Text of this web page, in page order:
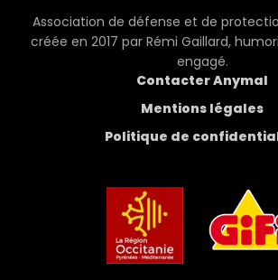
Association de défense et de
créée en 2017 par Rémi Gaillard,
engagé.
Contacter Anymal
Mentions légales
Politique de